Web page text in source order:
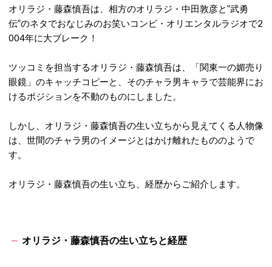
オリラジ・藤森慎吾は、相方のオリラジ・中田敦彦と”武勇
伝”のネタでおなじみのお笑いコンビ・オリエンタルラジオで2
004年に大ブレーク！
ツッコミを担当するオリラジ・藤森慎吾は、「関東一の媚売り
眼鏡」のキャッチコピーと、そのチャラ男キャラで芸能界にお
けるポジションを不動のものにしました。
しかし、オリラジ・藤森慎吾の生い立ちから見えてくる人物像
は、世間のチャラ男のイメージとはかけ離れたもののようで
す。
オリラジ・藤森慎吾の生い立ち、経歴からご紹介します。
オリラジ・藤森慎吾の生い立ちと経歴